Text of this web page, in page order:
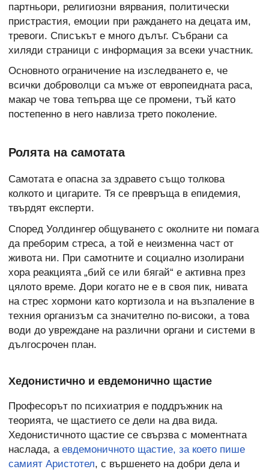
партньори, религиозни вярвания, политически
пристрастия, емоции при раждането на децата им,
тревоги. Списъкът е много дълъг. Събрани са
хиляди страници с информация за всеки участник.
Основното ограничение на изследването е, че
всички доброволци са мъже от европеидната раса,
макар че това тепърва ще се промени, тъй като
постепенно в него навлиза трето поколение.
Ролята на самотата
Самотата е опасна за здравето също толкова
колкото и цигарите. Тя се превръща в епидемия,
твърдят експерти.
Според Уолдингер общуването с околните ни помага
да преборим стреса, а той е неизменна част от
живота ни. При самотните и социално изолирани
хора реакцията „бий се или бягай“ е активна през
цялото време. Дори когато не е в своя пик, нивата
на стрес хормони като кортизола и на възпаление в
техния организъм са значително по-високи, а това
води до увреждане на различни органи и системи в
дългосрочен план.
Хедонистично и евдемонично щастие
Професорът по психиатрия е поддръжник на
теорията, че щастието се дели на два вида.
Хедонистичното щастие се свързва с моментната
наслада, а евдемоничното щастие, за което пише
самият Аристотел, с вършенето на добри дела и